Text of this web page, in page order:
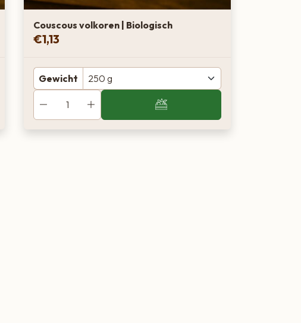
Couscous volkoren | Biologisch
€1,13
Gewicht